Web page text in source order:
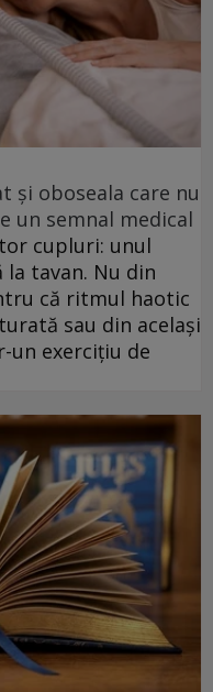
și oboseala care nu
un semnal medical
cupluri: unul
la tavan. Nu din
că ritmul haotic
sau din același
exercițiu de